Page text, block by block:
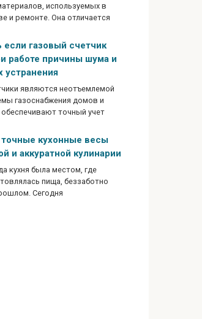
используемых в
и ремонте. Она отличается
если газовый счетчик
работе причины шума и
устранения
являются неотъемлемой
газоснабжения домов и
точный учет
кухонные весы
и аккуратной кулинарии
кухня была местом, где
пища, беззаботно
Сегодня